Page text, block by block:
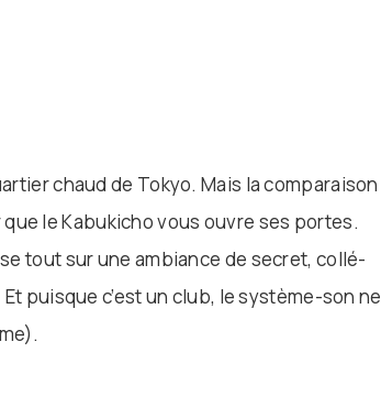
chaud de Tokyo. Mais la comparaison
le Kabukicho vous ouvre ses portes.
tout sur une ambiance de secret, collé-
puisque c’est un club, le système-son ne